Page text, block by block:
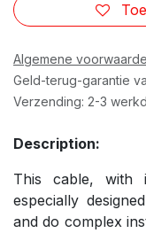
Algemene
Geld-terug-garantie
Verzending: 2-3
Description:
This cable, with
especially
and do complex